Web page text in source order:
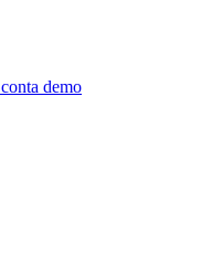
demo